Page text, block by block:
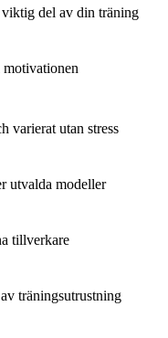
del av din träning
varierat utan stress
utvalda modeller
tillverkare
träningsutrustning